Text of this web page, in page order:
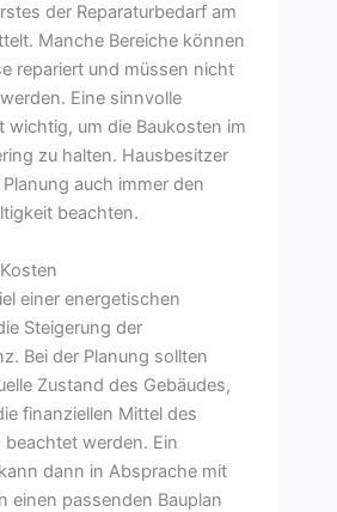
der Reparaturbedarf am
Manche Bereiche können
repariert und müssen nicht
Eine sinnvolle
wichtig, um die Baukosten im
zu halten. Hausbesitzer
auch immer den
beachten.
einer energetischen
Steigerung der
Bei der Planung sollten
Zustand des Gebäudes,
finanziellen Mittel des
beachtet werden. Ein
dann in Absprache mit
einen passenden Bauplan